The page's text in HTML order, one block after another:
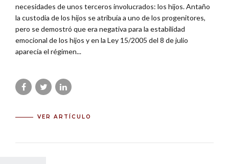
necesidades de unos terceros involucrados: los hijos. Antaño
la custodia de los hijos se atribuía a uno de los progenitores,
pero se demostró que era negativa para la estabilidad
emocional de los hijos y en la Ley 15/2005 del 8 de julio
aparecía el régimen...
VER ARTÍCULO